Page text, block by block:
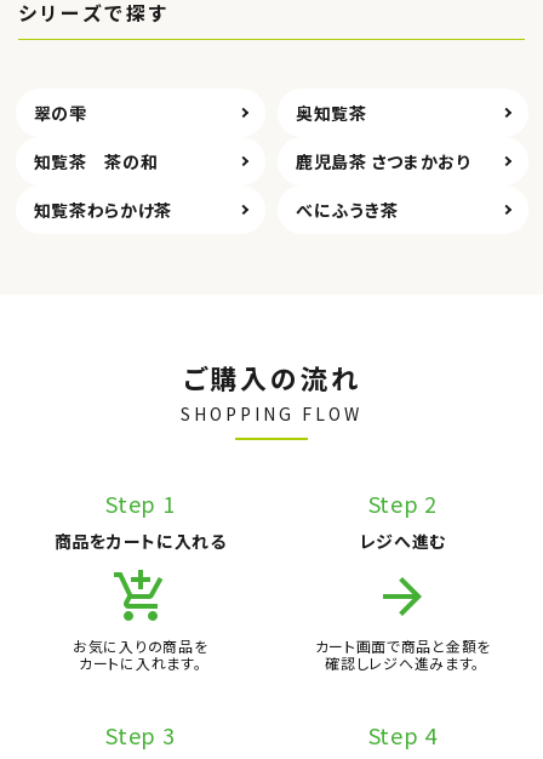
シリーズで探す
翠の雫
奥知覧茶
知覧茶 茶の和
鹿児島茶 さつまかおり
知覧茶わらかけ茶
べにふうき茶
ご購入の流れ
SHOPPING FLOW
Step 1
商品をカートに入れる
add_shopping_cart
お気に入りの商品を
カートに入れます。
Step 2
レジへ進む
arrow_forward
カート画面で商品と金額を
確認しレジへ進みます。
Step 3 Step 4